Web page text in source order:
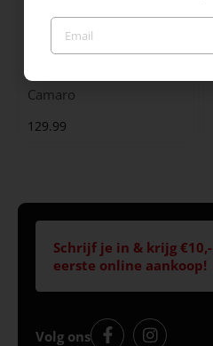
Camaro
129.99
Schrijf je in & krijg
eerste online aankoop!
Volg ons